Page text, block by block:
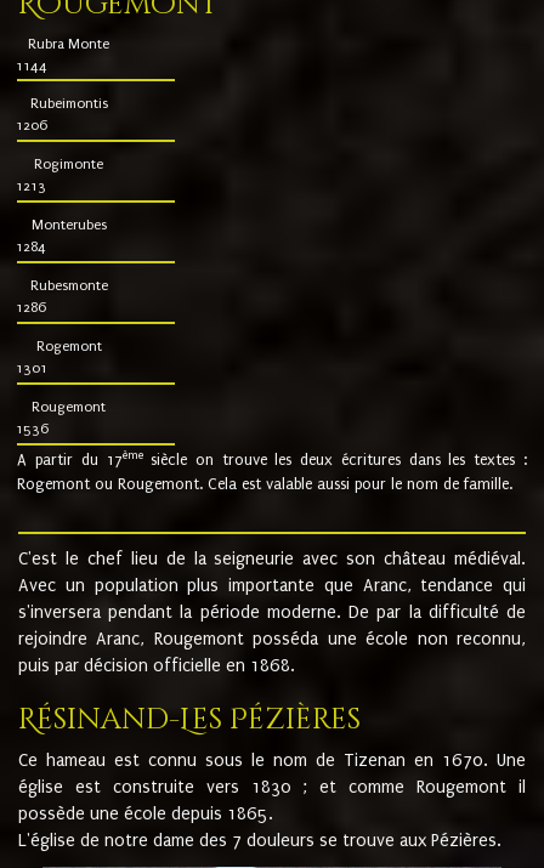
Rubra Monte
1144
Rubeimontis
1206
Rogimonte
1213
Monterubes
1284
Rubesmonte
1286
Rogemont
1301
Rougemont
1536
A partir du 17ème siècle on trouve les deux écritures dans les textes :
Rogemont ou Rougemont. Cela est valable aussi pour le nom de famille.
C'est le chef lieu de la seigneurie avec son château médiéval.
Avec un population plus importante que Aranc, tendance qui
s'inversera pendant la période moderne. De par la difficulté de
rejoindre Aranc, Rougemont posséda une école non reconnu,
puis par décision officielle en 1868.
Résinand-Les Pézières
Ce hameau est connu sous le nom de Tizenan en 1670. Une
église est construite vers 1830 ; et comme Rougemont il
possède une école depuis 1865.
L'église de notre dame des 7 douleurs se trouve aux Pézières.